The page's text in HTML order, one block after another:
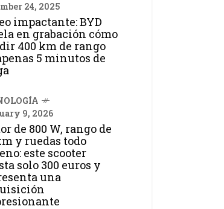
24, 2025
impactante: BYD
en grabación cómo
400 km de rango
5 minutos de
9, 2026
de 800 W, rango de
y ruedas todo
este scooter
solo 300 euros y
una